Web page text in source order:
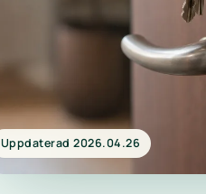
Uppdaterad 2026.04.26